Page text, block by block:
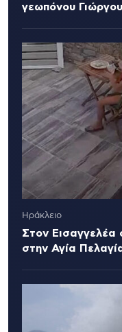
γεωπόνου
Ηράκλειο
Στον Εισαγγελέα
στην Αγία